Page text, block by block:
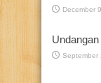
December
September